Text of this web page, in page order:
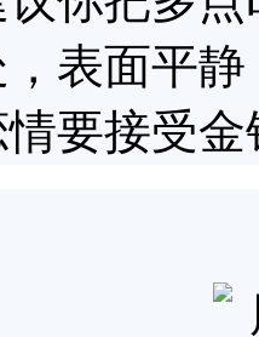
，表面平
要接受